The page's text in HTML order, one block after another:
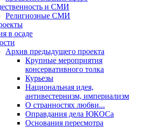
и СМИ
Религиозные СМИ
в осаде
Архив предыдущего проекта
Крупные мероприятия
консервативного толка
Курьезы
Национальная идея,
антивестернизм, империализм
О странностях любви...
Оправдания дела ЮКОСа
Основания пересмотра